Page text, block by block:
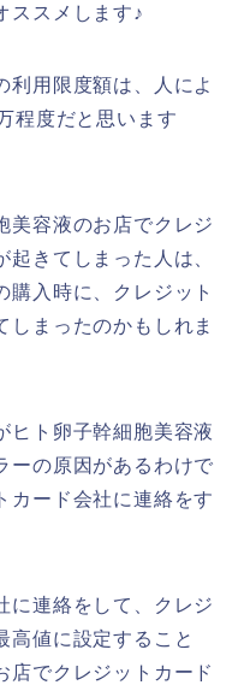
ススメします♪
利用限度額は、人によ
程度だと思います
美容液のお店でクレジ
きてしまった人は、
購入時に、クレジット
しまったのかもしれま
ヒト卵子幹細胞美容液
ーの原因があるわけで
カード会社に連絡をす
に連絡をして、クレジ
高値に設定すること
店でクレジットカード